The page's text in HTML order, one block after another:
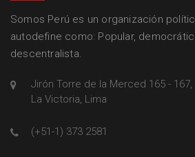
Somos Perú es un organización
autodefine como: Popular,
descentralista.
Jirón Torre de la Merced 165 - 167,
La Victoria, Lima
(+51-1) 373 2581